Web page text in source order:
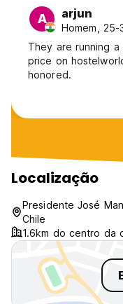
A arjun
Homem, 25-
They are running a
price on
honored.
Localização
Presidente José
Chile
1.6km do centro da